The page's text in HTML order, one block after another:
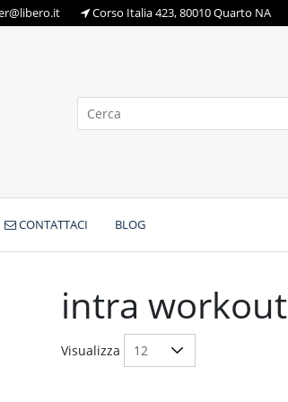
Corso Italia 423, 80010 Quarto NA
CONTATTACI BLOG
intra workout
Visualizza